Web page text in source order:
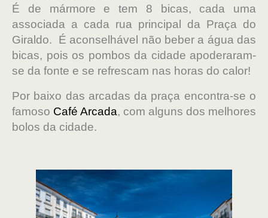
É de mármore e tem 8 bicas, cada uma
associada a cada rua principal da Praça do
Giraldo. É aconselhável não beber a água das
bicas, pois os pombos da cidade apoderaram-
se da fonte e se refrescam nas horas do calor!
Por baixo das arcadas da praça encontra-se o
famoso Café Arcada, com alguns dos melhores
bolos da cidade.